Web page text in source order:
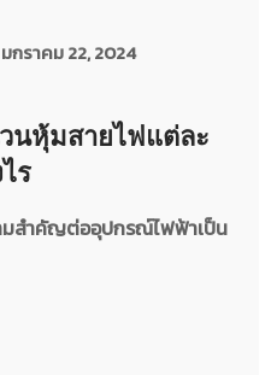
มกราคม 22, 2024
นหุ้มสายไฟแต่ละ
ร
มสำคัญต่ออุปกรณ์ไฟฟ้าเป็น